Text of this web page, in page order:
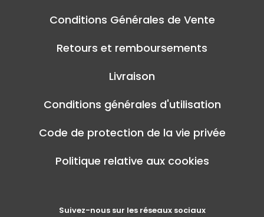
Conditions Générales de Vente
Retours et remboursements
Livraison
Conditions générales d'utilisation
Code de protection de la vie privée
Politique relative aux cookies
Suivez-nous sur les réseaux sociaux